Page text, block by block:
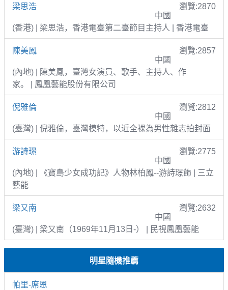
梁思浩
瀏覽:2870
中國
(香港) | 梁思浩，香港電臺第二臺節目主持人 | 香港電臺
陳美鳳
瀏覽:2857
中國
(內地) | 陳美鳳，臺灣女演員、歌手、主持人、作
家。 | 鳳凰藝能股份有限公司
倪雅倫
瀏覽:2812
中國
(臺灣) | 倪雅倫，臺灣模特，以近全裸為男性雜志拍封面
游詩璟
瀏覽:2775
中國
(內地) | 《寶島少女成功記》人物林柏鳳--游詩璟飾 | 三立
藝能
梁又南
瀏覽:2632
中國
(臺灣) | 梁又南（1969年11月13日-） | 民視鳳凰藝能
明星隨機推薦
帕里-席恩